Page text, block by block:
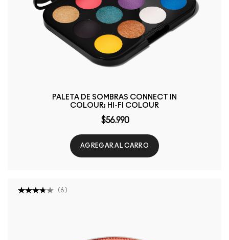
PALETA DE SOMBRAS CONNECT IN
COLOUR: HI-FI COLOUR
$56.990
AGREGAR AL CARRO
( 6 )